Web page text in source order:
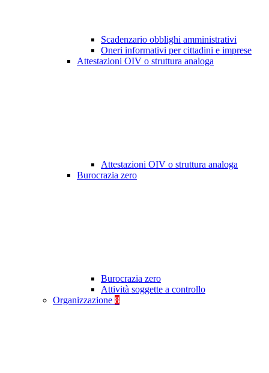
Scadenzario obblighi amministrativi
Oneri informativi per cittadini e imprese
Attestazioni OIV o struttura analoga
Attestazioni OIV o struttura analoga
Burocrazia zero
Burocrazia zero
Attività soggette a controllo
Organizzazione 8